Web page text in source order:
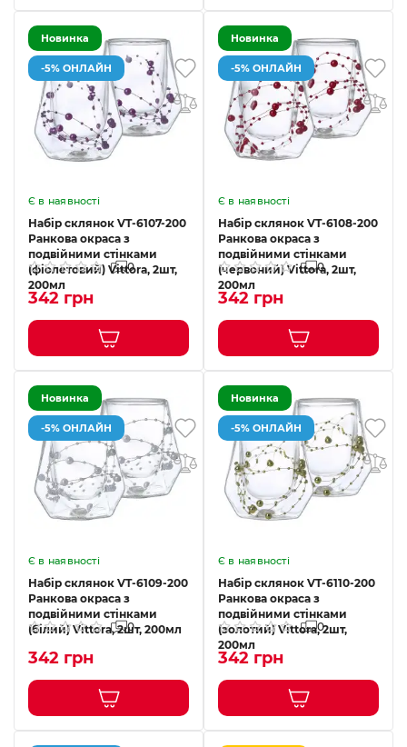
Новинка
-5% ОНЛАЙН
Є в наявності
Набір склянок VT-6107-200
Ранкова окраса з
подвійними стінками
(фіолетовий) Vittora, 2шт,
200мл
0
342 грн
Новинка
-5% ОНЛАЙН
Є в наявності
Набір склянок VT-6108-200
Ранкова окраса з
подвійними стінками
(червоний) Vittora, 2шт,
200мл
0
342 грн
Новинка
-5% ОНЛАЙН
Є в наявності
Набір склянок VT-6109-200
Ранкова окраса з
подвійними стінками
(білий) Vittora, 2шт, 200мл
0
342 грн
Новинка
-5% ОНЛАЙН
Є в наявності
Набір склянок VT-6110-200
Ранкова окраса з
подвійними стінками
(золотий) Vittora, 2шт,
200мл
0
342 грн